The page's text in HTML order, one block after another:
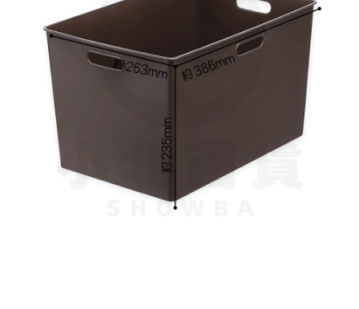
１．簡單：不需註冊會員、不需綁卡、不需儲值。
２．便利：只要手機號碼，簡訊認證，即可結帳。
３．安心：先確認商品／服務後，再付款。
【「AFTEE先享後付」結帳流程】
１．於結帳方式選擇「AFTEE先享後付」後，將跳轉至「AFTEE先享後付」
結帳頁面，進行簡訊認證並確認金額後，即可完成結帳。
２．訂單成立數日內，您將收到繳費通知簡訊。
３．收到繳費通知簡訊後14天內，點擊此簡訊中的連結，可透過四大超商／
ATM／網路銀行／等多元方式進行付款，方視為交易完成。
※ 請注意：結帳手續完成當下不需立刻繳費，但若您需要取消訂單，請聯絡
購買商品的店家。未經商家同意取消之訂單仍視為有效，需透過AFTEE先享
後付繳納相關費用。
※ 交易是否成功請以「AFTEE先享後付 」之結帳頁面顯示為準，若有關於
是否繳費成功／繳費後需取消欲退款等相關疑問，請聯繫「AFTEE先享後付
全家取貨付款
每筆NT$60，滿NT$599(含以上)免運費
付款後全家取貨
每筆NT$60，滿NT$599(含以上)免運費
7-11取貨付款
每筆NT$60，滿NT$599(含以上)免運費